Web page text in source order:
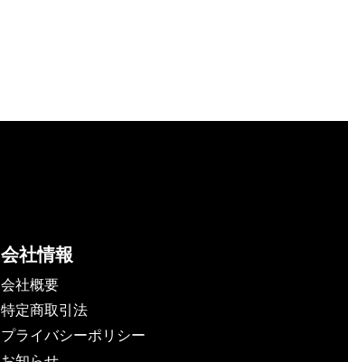
会社情報
会社概要
特定商取引法
プライバシーポリシー